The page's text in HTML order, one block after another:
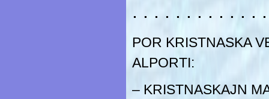
. . . . . . . . . . . .
POR KRISTNASKA
ALPORTI:
– KRISTNASKAJN